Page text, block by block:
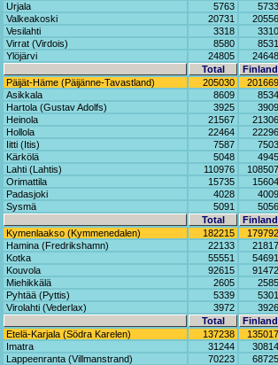
Urjala
5763 5733
Valkeakoski
20731 20556
Vesilahti
3318 3310
Virrat (Virdois)
8580 8531
Ylöjärvi
24805 24648
Total
Finland
Päijät-Häme (Päijänne-Tavastland)
205030 201669
Asikkala
8609 8534
Hartola (Gustav Adolfs)
3925 3909
Heinola
21567 21306
Hollola
22464 22296
Iitti (Itis)
7587 7503
Kärkölä
5048 4945
Lahti (Lahtis)
110976 108507
Orimattila
15735 15604
Padasjoki
4028 4009
Sysmä
5091 5056
Total
Finland
Kymenlaakso (Kymmenedalen)
182215 179792
Hamina (Fredrikshamn)
22133 21817
Kotka
55551 54691
Kouvola
92615 91472
Miehikkälä
2605 2585
Pyhtää (Pyttis)
5339 5301
Virolahti (Vederlax)
3972 3926
Total
Finland
Etelä-Karjala (Södra Karelen)
137238 135017
Imatra
31244 30814
Lappeenranta (Villmanstrand)
70223 68725